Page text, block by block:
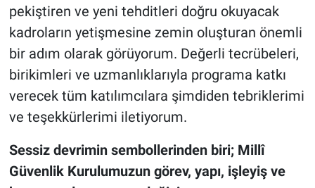
pekiştiren ve yeni tehditleri doğru okuyacak
kadroların yetişmesine zemin oluşturan önemli
bir adım olarak görüyorum. Değerli tecrübeleri,
birikimleri ve uzmanlıklarıyla programa katkı
verecek tüm katılımcılara şimdiden tebriklerimi
ve teşekkürlerimi iletiyorum.
Sessiz devrimin sembollerinden biri; Millî
Güvenlik Kurulumuzun görev, yapı, işleyiş ve